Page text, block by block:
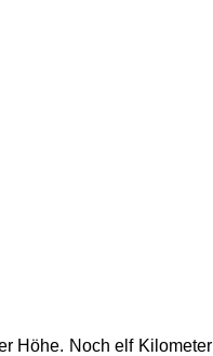
Höhe. Noch elf Kilometer